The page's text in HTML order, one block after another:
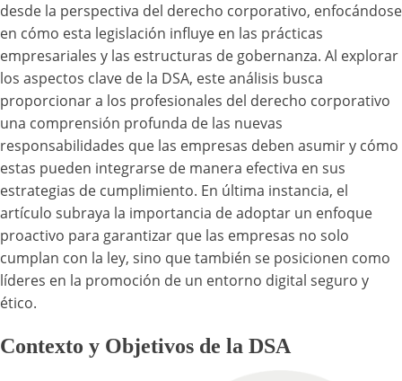
desde la perspectiva del derecho corporativo, enfocándose
en cómo esta legislación influye en las prácticas
empresariales y las estructuras de gobernanza. Al explorar
los aspectos clave de la DSA, este análisis busca
proporcionar a los profesionales del derecho corporativo
una comprensión profunda de las nuevas
responsabilidades que las empresas deben asumir y cómo
estas pueden integrarse de manera efectiva en sus
estrategias de cumplimiento. En última instancia, el
artículo subraya la importancia de adoptar un enfoque
proactivo para garantizar que las empresas no solo
cumplan con la ley, sino que también se posicionen como
líderes en la promoción de un entorno digital seguro y
ético.
Contexto y Objetivos de la DSA